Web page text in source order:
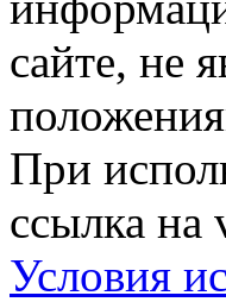
сайте, не
При
ссылка на
Условия